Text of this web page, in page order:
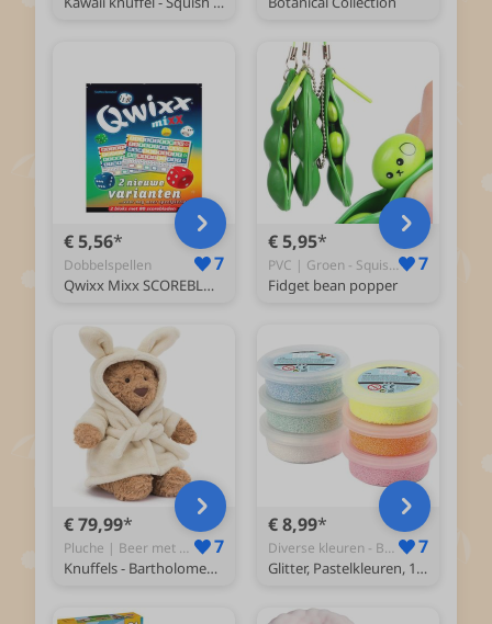
€ 5,56
Dobbelspellen 7
Qwixx Mixx SCOREBLOCKS
€ 5,95
PVC | Groen - Squishy 7
Fidget bean popper
€ 79,99
Pluche | Beer met Badjas (Bruin) - Knuffel 7
Knuffels - Bartholomew Bear Bathrobe Outfit - Beer in Badjas - Teddybeer - Knuffelbeer - Knuffel - 31 cm - Geschikt voor alle leeftijden
€ 8,99
Diverse kleuren - Boetseerklei 7
Glitter, Pastelkleuren, 14 gr, 6 Doosje